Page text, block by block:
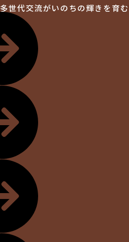
多世代交流がいのちの輝きを育む